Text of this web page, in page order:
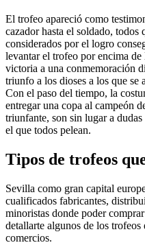
El trofeo apareció como
cazador hasta el soldado, todos
considerados por el logro
levantar el trofeo por encima
victoria a una conmemoración
triunfo a los dioses a los que se
Con el paso del tiempo, la
entregar una copa al campeón
triunfante, son sin lugar a
el que todos pelean.
Tipos de trofeos
Sevilla como gran capital
cualificados fabricantes,
minoristas donde poder
detallarte algunos de los trofeos
comercios.